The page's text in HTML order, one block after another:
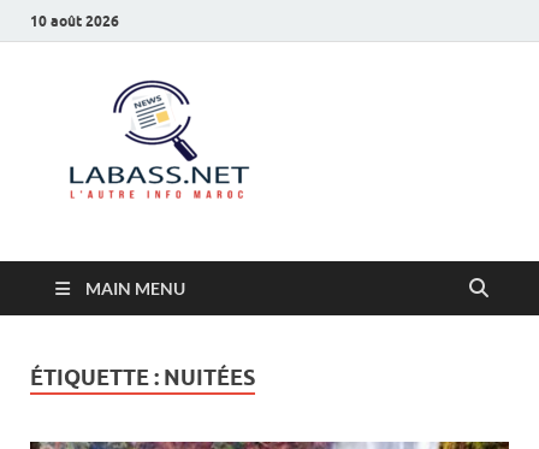
10 août 2026
MAIN MENU
ÉTIQUETTE : NUITÉES